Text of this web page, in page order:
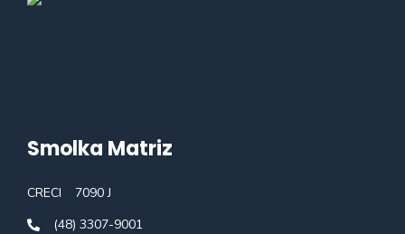
Smolka Matriz
CRECI
7090 J
(48) 3307-9001